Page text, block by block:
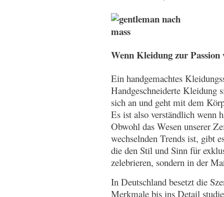
Wenn Kleidung zur
Ein handgemachtes
Handgeschneiderte Kleidung
sich an und geht mit dem
Es ist also verständlich wenn
Obwohl das Wesen unserer
wechselnden Trends ist, gibt
die den Stil und Sinn für
zelebrieren, sondern in der
In Deutschland besetzt die
Merkmale bis ins Detail